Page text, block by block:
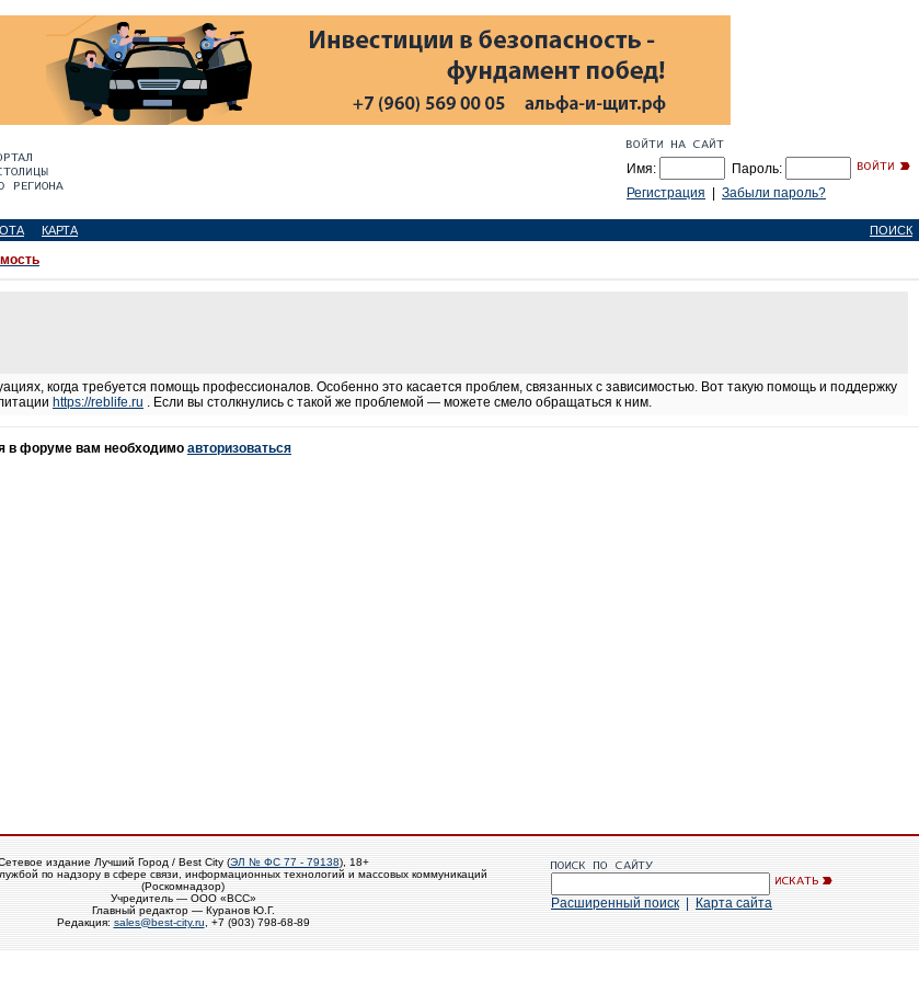
Имя:
Пароль:
Регистрация
Забыли пароль?
КАРТА ПОИСК
когда требуется помощь профессионалов. Особенно это касается проблем, связанных с зависимостью. Вот такую помощь и поддержку
https://reblife.ru . Если вы столкнулись с такой же проблемой — можете смело обращаться к ним.
в форуме вам необходимо авторизоваться
издание Лучший Город / Best City (ЭЛ № ФС 77 - 79138), 18+
по надзору в сфере связи, информационных технологий и массовых коммуникаций
(Роскомнадзор)
Учредитель — ООО «ВСС»
Главный редактор — Куранов Ю.Г.
Редакция: sales@best-city.ru , +7 (903) 798-68-89
Расширенный поиск Карта сайта